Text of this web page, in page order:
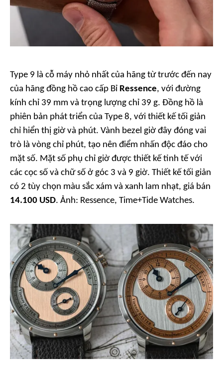
Type 9 là cỗ máy nhỏ nhất của hãng từ trước đến nay
của hãng đồng hồ cao cấp Bỉ Ressence, với đường
kính chỉ 39 mm và trọng lượng chỉ 39 g. Đồng hồ là
phiên bản phát triển của Type 8, với thiết kế tối giản
chỉ hiển thị giờ và phút. Vành bezel giờ đây đóng vai
trò là vòng chỉ phút, tạo nên điểm nhấn độc đáo cho
mặt số. Mặt số phụ chỉ giờ được thiết kế tinh tế với
các cọc số và chữ số ở góc 3 và 9 giờ. Thiết kế tối giản
có 2 tùy chọn màu sắc xám và xanh lam nhạt, giá bán
14.100 USD. Ảnh: Ressence, Time+Tide Watches.